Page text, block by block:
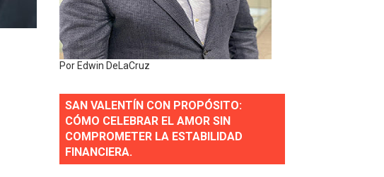
y personal de los XXV Juegos Centroamericanos y del
Distrito Nacional
Por Edwin DeLaCruz
SAN VALENTÍN CON PROPÓSITO:
CÓMO CELEBRAR EL AMOR SIN
COMPROMETER LA ESTABILIDAD
FINANCIERA.